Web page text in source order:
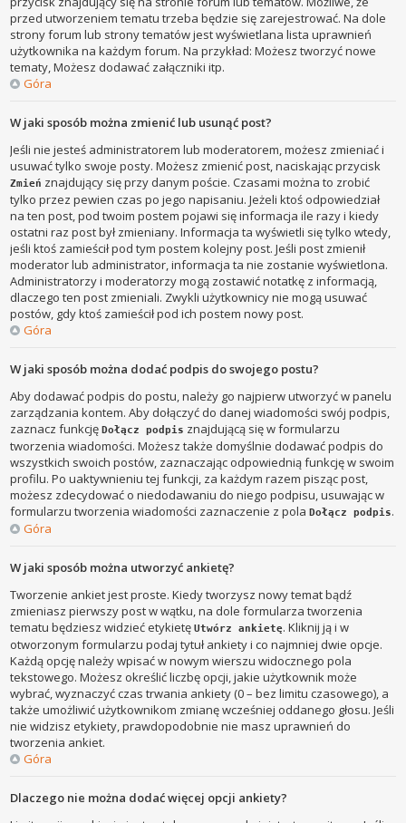
przed utworzeniem tematu trzeba będzie się zarejestrować. Na dole
strony forum lub strony tematów jest wyświetlana lista uprawnień
użytkownika na każdym forum. Na przykład: Możesz tworzyć nowe
tematy, Możesz dodawać załączniki itp.
Góra
W jaki sposób można zmienić lub usunąć post?
Jeśli nie jesteś administratorem lub moderatorem, możesz zmieniać i
usuwać tylko swoje posty. Możesz zmienić post, naciskając przycisk
Zmień znajdujący się przy danym poście. Czasami można to zrobić
tylko przez pewien czas po jego napisaniu. Jeżeli ktoś odpowiedział
na ten post, pod twoim postem pojawi się informacja ile razy i kiedy
ostatni raz post był zmieniany. Informacja ta wyświetli się tylko wtedy,
jeśli ktoś zamieścił pod tym postem kolejny post. Jeśli post zmienił
moderator lub administrator, informacja ta nie zostanie wyświetlona.
Administratorzy i moderatorzy mogą zostawić notatkę z informacją,
dlaczego ten post zmieniali. Zwykli użytkownicy nie mogą usuwać
postów, gdy ktoś zamieścił pod ich postem nowy post.
Góra
W jaki sposób można dodać podpis do swojego postu?
Aby dodawać podpis do postu, należy go najpierw utworzyć w panelu
zarządzania kontem. Aby dołączyć do danej wiadomości swój podpis,
zaznacz funkcjęDołącz podpis znajdującą się w formularzu
tworzenia wiadomości. Możesz także domyślnie dodawać podpis do
wszystkich swoich postów, zaznaczając odpowiednią funkcję w swoim
profilu. Po uaktywnieniu tej funkcji, za każdym razem pisząc post,
możesz zdecydować o niedodawaniu do niego podpisu, usuwając w
formularzu tworzenia wiadomości zaznaczenie z polaDołącz podpis.
Góra
W jaki sposób można utworzyć ankietę?
Tworzenie ankiet jest proste. Kiedy tworzysz nowy temat bądź
zmieniasz pierwszy post w wątku, na dole formularza tworzenia
tematu będziesz widzieć etykietęUtwórz ankietę. Kliknij ją i w
otworzonym formularzu podaj tytuł ankiety i co najmniej dwie opcje.
Każdą opcję należy wpisać w nowym wierszu widocznego pola
tekstowego. Możesz określić liczbę opcji, jakie użytkownik może
wybrać, wyznaczyć czas trwania ankiety (0 – bez limitu czasowego), a
także umożliwić użytkownikom zmianę wcześniej oddanego głosu. Jeśli
nie widzisz etykiety, prawdopodobnie nie masz uprawnień do
tworzenia ankiet.
Góra
Dlaczego nie można dodać więcej opcji ankiety?